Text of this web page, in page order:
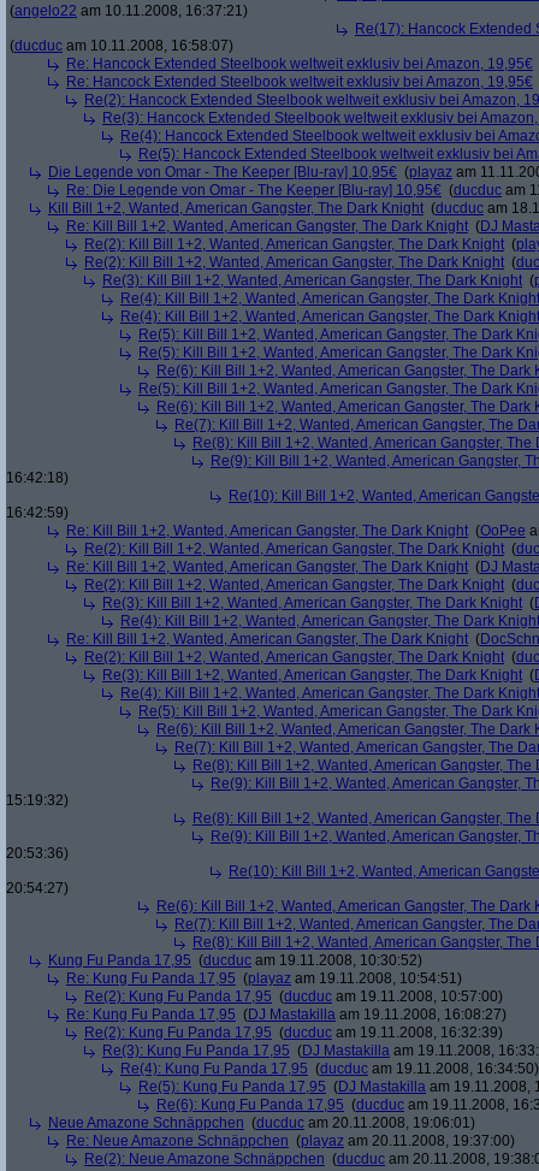
(angelo22 am 10.11.2008, 16:37:21)
Re(17): Hancock
(ducduc am 10.11.2008, 16:58:07)
Re: Hancock Extended Steelbook weltweit exklusiv bei Amazon, 19,95€
Re: Hancock Extended Steelbook weltweit exklusiv bei Amazon, 19,95€
Re(2): Hancock Extended Steelbook weltweit exklusiv bei Amazon,
Re(3): Hancock Extended Steelbook weltweit exklusiv bei
Re(4): Hancock Extended Steelbook weltweit exklusiv bei
Re(5): Hancock Extended Steelbook weltweit exklusiv bei
Die Legende von Omar - The Keeper [Blu-ray] 10,95€ (playaz am
Re: Die Legende von Omar - The Keeper [Blu-ray] 10,95€ (ducduc am
Kill Bill 1+2, Wanted, American Gangster, The Dark Knight (ducduc am
Re: Kill Bill 1+2, Wanted, American Gangster, The Dark Knight (DJ
Re(2): Kill Bill 1+2, Wanted, American Gangster, The Dark Knight (
Re(2): Kill Bill 1+2, Wanted, American Gangster, The Dark Knight (
Re(3): Kill Bill 1+2, Wanted, American Gangster, The Dark Knight (
Re(4): Kill Bill 1+2, Wanted, American Gangster, The Dark Knight
Re(4): Kill Bill 1+2, Wanted, American Gangster, The Dark Knight
Re(5): Kill Bill 1+2, Wanted, American Gangster, The Dark
Re(5): Kill Bill 1+2, Wanted, American Gangster, The Dark
Re(6): Kill Bill 1+2, Wanted, American Gangster, The Dark
Re(5): Kill Bill 1+2, Wanted, American Gangster, The Dark
Re(6): Kill Bill 1+2, Wanted, American Gangster, The Dark
Re(7): Kill Bill 1+2, Wanted, American Gangster, The
Re(8): Kill Bill 1+2, Wanted, American Gangster, The
Re(9): Kill Bill 1+2, Wanted, American Gangster,
16:42:18)
Re(10): Kill Bill 1+2, Wanted, American
16:42:59)
Re: Kill Bill 1+2, Wanted, American Gangster, The Dark Knight (OoPee
Re(2): Kill Bill 1+2, Wanted, American Gangster, The Dark Knight (
Re: Kill Bill 1+2, Wanted, American Gangster, The Dark Knight (DJ
Re(2): Kill Bill 1+2, Wanted, American Gangster, The Dark Knight (
Re(3): Kill Bill 1+2, Wanted, American Gangster, The Dark Knight (
Re(4): Kill Bill 1+2, Wanted, American Gangster, The Dark Knight
Re: Kill Bill 1+2, Wanted, American Gangster, The Dark Knight (
Re(2): Kill Bill 1+2, Wanted, American Gangster, The Dark Knight (
Re(3): Kill Bill 1+2, Wanted, American Gangster, The Dark Knight (
Re(4): Kill Bill 1+2, Wanted, American Gangster, The Dark Knight
Re(5): Kill Bill 1+2, Wanted, American Gangster, The Dark
Re(6): Kill Bill 1+2, Wanted, American Gangster, The Dark
Re(7): Kill Bill 1+2, Wanted, American Gangster, The
Re(8): Kill Bill 1+2, Wanted, American Gangster, The
Re(9): Kill Bill 1+2, Wanted, American Gangster,
15:19:32)
Re(8): Kill Bill 1+2, Wanted, American Gangster, The
Re(9): Kill Bill 1+2, Wanted, American Gangster,
20:53:36)
Re(10): Kill Bill 1+2, Wanted, American
20:54:27)
Re(6): Kill Bill 1+2, Wanted, American Gangster, The Dark
Re(7): Kill Bill 1+2, Wanted, American Gangster, The
Re(8): Kill Bill 1+2, Wanted, American Gangster, The
Kung Fu Panda 17,95 (ducduc am 19.11.2008, 10:30:52)
Re: Kung Fu Panda 17,95 (playaz am 19.11.2008, 10:54:51)
Re(2): Kung Fu Panda 17,95 (ducduc am 19.11.2008, 10:57:00)
Re: Kung Fu Panda 17,95 (DJ Mastakilla am 19.11.2008, 16:08:27)
Re(2): Kung Fu Panda 17,95 (ducduc am 19.11.2008, 16:32:39)
Re(3): Kung Fu Panda 17,95 (DJ Mastakilla am 19.11.2008,
Re(4): Kung Fu Panda 17,95 (ducduc am 19.11.2008, 16:34:50)
Re(5): Kung Fu Panda 17,95 (DJ Mastakilla am 19.11.2008,
Re(6): Kung Fu Panda 17,95 (ducduc am 19.11.2008,
Neue Amazone Schnäppchen (ducduc am 20.11.2008, 19:06:01)
Re: Neue Amazone Schnäppchen (playaz am 20.11.2008, 19:37:00)
Re(2): Neue Amazone Schnäppchen (ducduc am 20.11.2008,